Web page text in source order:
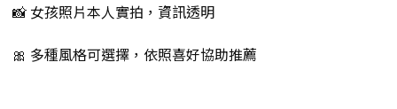
📸 女孩照片本人實拍，資訊透明
🎀 多種風格可選擇，依照喜好協助推薦